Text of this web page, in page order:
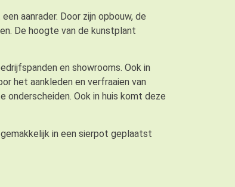
aanrader. Door zijn opbouw, de
De hoogte van de kunstplant
en showrooms. Ook in
het aankleden en verfraaien van
onderscheiden. Ook in huis komt deze
in een sierpot geplaatst